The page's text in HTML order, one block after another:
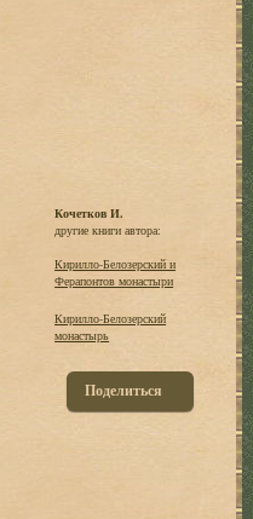
Кочетков И.
другие книги автора:
Кирилло-Белозерский и
Ферапонтов монастыри
Кирилло-Белозерский
монастырь
Поделиться